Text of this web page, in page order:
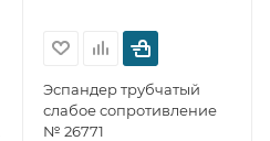
Эспандер трубчатый
слабое сопротивление
№ 26771